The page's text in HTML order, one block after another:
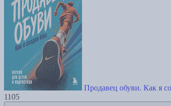
Продавец обуви. Как я
1105